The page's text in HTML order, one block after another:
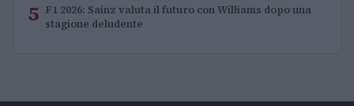
5 F1 2026: Sainz valuta il futuro con Williams dopo una
stagione deludente